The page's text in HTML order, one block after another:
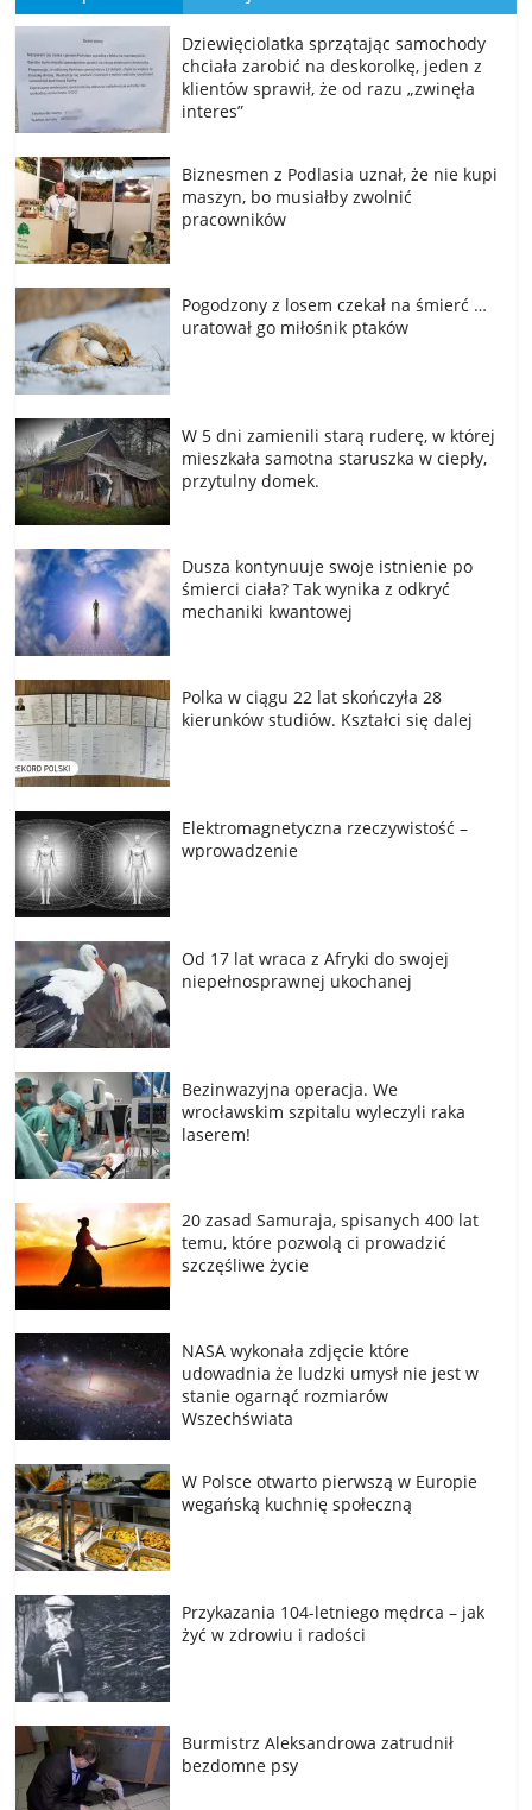
Dziewięciolatka sprzątając samochody
chciała zarobić na deskorolkę, jeden z
klientów sprawił, że od razu „zwinęła
interes”
Biznesmen z Podlasia uznał, że nie kupi
maszyn, bo musiałby zwolnić
pracowników
Pogodzony z losem czekał na śmierć …
uratował go miłośnik ptaków
W 5 dni zamienili starą ruderę, w której
mieszkała samotna staruszka w ciepły,
przytulny domek.
Dusza kontynuuje swoje istnienie po
śmierci ciała? Tak wynika z odkryć
mechaniki kwantowej
Polka w ciągu 22 lat skończyła 28
kierunków studiów. Kształci się dalej
Elektromagnetyczna rzeczywistość –
wprowadzenie
Od 17 lat wraca z Afryki do swojej
niepełnosprawnej ukochanej
Bezinwazyjna operacja. We
wrocławskim szpitalu wyleczyli raka
laserem!
20 zasad Samuraja, spisanych 400 lat
temu, które pozwolą ci prowadzić
szczęśliwe życie
NASA wykonała zdjęcie które
udowadnia że ludzki umysł nie jest w
stanie ogarnąć rozmiarów
Wszechświata
W Polsce otwarto pierwszą w Europie
wegańską kuchnię społeczną
Przykazania 104-letniego mędrca – jak
żyć w zdrowiu i radości
Burmistrz Aleksandrowa zatrudnił
bezdomne psy